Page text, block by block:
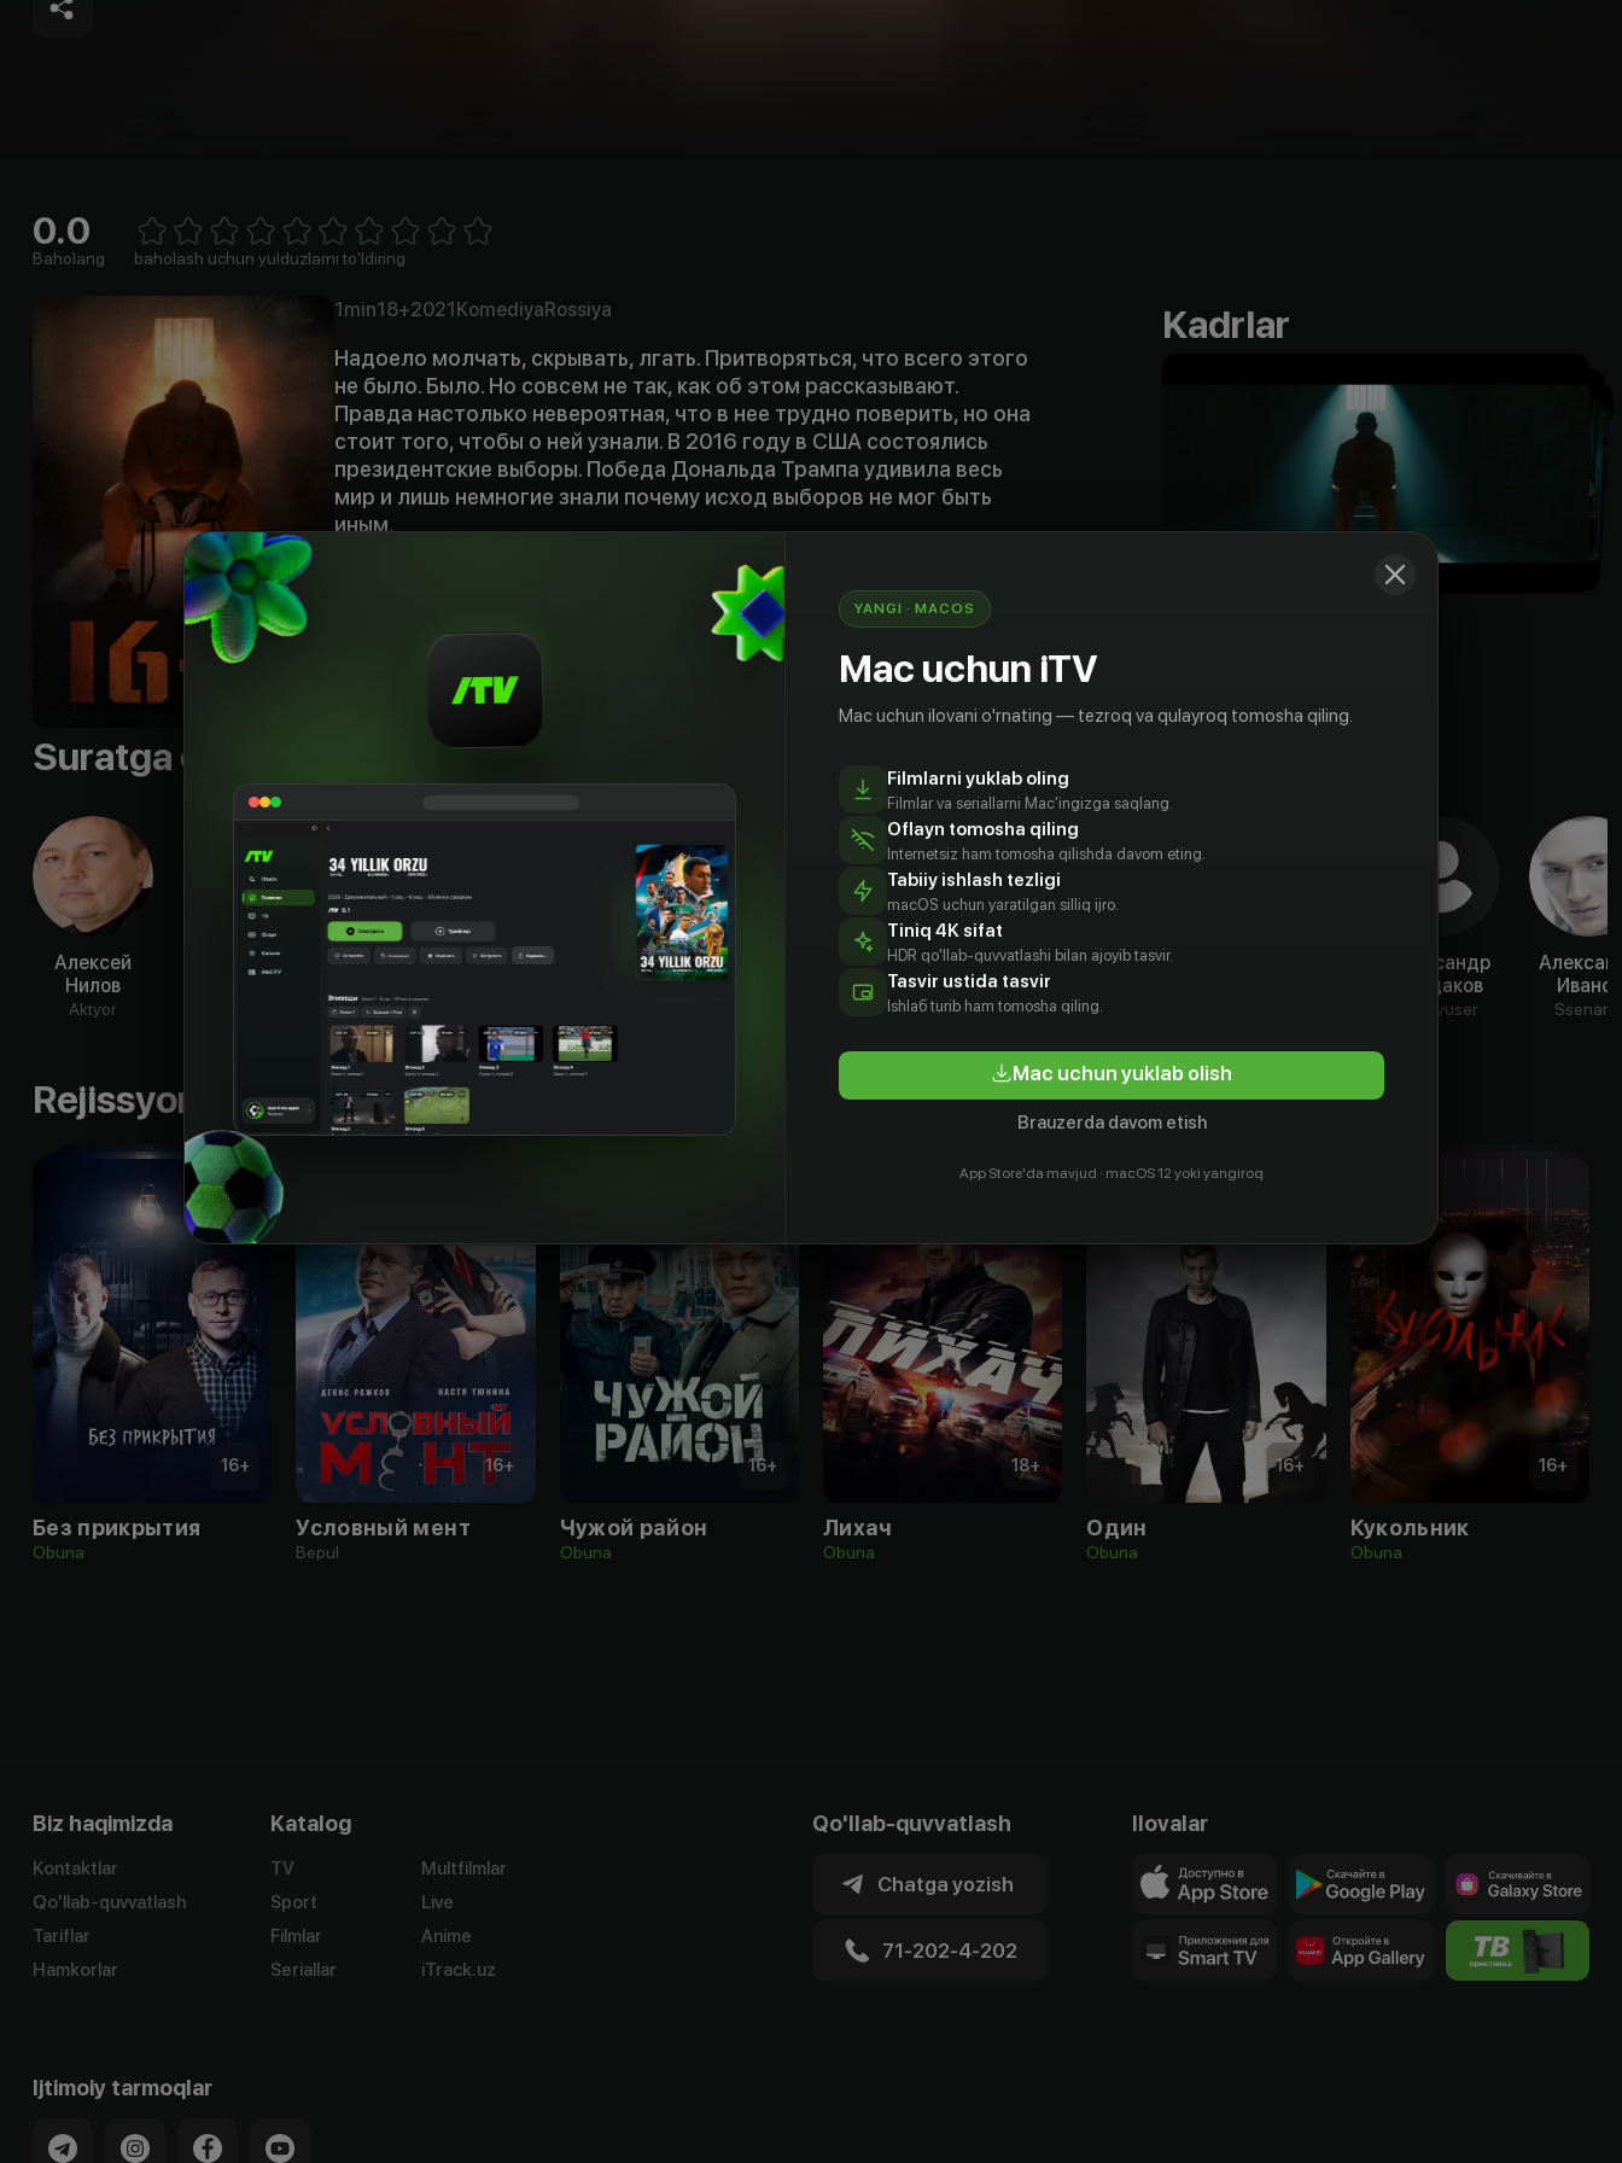
0.0
Baholang 1 Star2 Stars3 Stars4 Stars5 Stars6 Stars7 Stars8 Stars
baholash uchun yulduzlarni to'ldiring
1min18+2021KomediyaRossiya
Надоело молчать, скрывать, лгать. Притворяться, что всего этого
не было. Было. Но совсем не так, как об этом рассказывают.
Правда настолько невероятная, что в нее трудно поверить, но она
стоит того, чтобы о ней узнали. В 2016 году в США состоялись
президентские выборы. Победа Дональда Трампа удивила весь
мир и лишь немногие знали почему исход выборов не мог быть
иным.
Kadrlar
Suratga olish guruhi
Алексей
Нилов
Aktyor
Федорцов
Дудолатов
Aktyor
Проворов
Тимофеев
Алексей
Сиданченко
Антон
Андрей
Коршунов
Rejissyor
Сергей
Александр
Колдаков
Prodyuser
Иванов
Rejissyorning boshqa ishlari
16+
Без прикрытия
Obuna
16+
Условный мент
Bepul
16+
Чужой район
Obuna
18+
Лихач
Obuna
16+
Один
Obuna
16+
Кукольник
Obuna
Biz haqimizda
Kontaktlar
Qo'llab-quvvatlash
Tariflar
Hamkorlar
Katalog
TV
Sport
Filmlar
Seriallar
Multfilmlar
Live
Anime
iTrack.uz
Qo'llab-quvvatlash
Chatga yozish
71-202-4-202
Ilovalar
Ijtimoiy tarmoqlar
YANGI · MACOS
Mac uchun iTV
Mac uchun ilovani o'rnating — tezroq va qulayroq tomosha qiling.
Filmlarni yuklab oling
Filmlar va seriallarni Mac'ingizga saqlang.
Oflayn tomosha qiling
Internetsiz ham tomosha qilishda davom eting.
Tabiiy ishlash tezligi
macOS uchun yaratilgan silliq ijro.
Tiniq 4K sifat
HDR qo'llab-quvvatlashi bilan ajoyib tasvir.
Tasvir ustida tasvir
Ishlаб turib ham tomosha qiling.
Mac uchun yuklab olish
Brauzerda davom etish
App Store'da mavjud · macOS 12 yoki yangiroq